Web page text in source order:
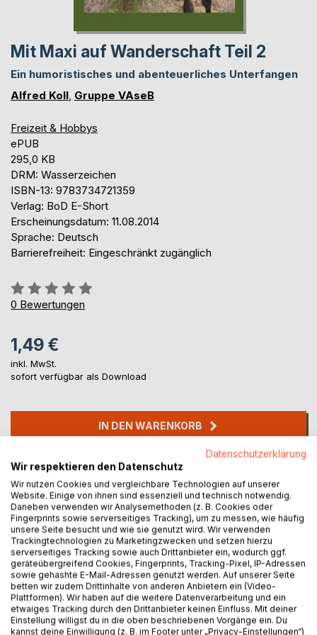
Mit Maxi auf Wanderschaft Teil 2
Ein humoristisches und abenteuerliches Unterfangen
Alfred Koll Gruppe VAseB
Freizeit & Hobbys
ePUB
295,0 KB
DRM: Wasserzeichen
ISBN-13: 9783734721359
Verlag: BoD E-Short
Erscheinungsdatum: 11.08.2014
Sprache: Deutsch
Barrierefreiheit: Eingeschränkt zugänglich
Bewertung::
0%
0 Bewertungen
1,49 €
inkl. MwSt.
sofort verfügbar als Download
IN DEN WARENKORB
Auf die Merkliste
Titel bewerten
BESCHREIBUNG
Nachdem Sepp und seine Maxi die ersten Abenteuer hinter
Datenschutzerklärung
Wir respektieren den Datenschutz
Wir nutzen Cookies und vergleichbare Technologien auf unserer
Website. Einige von ihnen sind essenziell und technisch notwendig.
Daneben verwenden wir Analysemethoden (z. B. Cookies oder
Fingerprints sowie serverseitiges Tracking), um zu messen, wie häufig
unsere Seite besucht und wie sie genutzt wird. Wir verwenden
Trackingtechnologien zu Marketingzwecken und setzen hierzu
serverseitiges Tracking sowie auch Drittanbieter ein, wodurch ggf.
geräteübergreifend Cookies, Fingerprints, Tracking-Pixel, IP-Adressen
sowie gehashte E-Mail-Adressen genutzt werden. Auf unserer Seite
betten wir zudem Drittinhalte von anderen Anbietern ein (Video-
Plattformen). Wir haben auf die weitere Datenverarbeitung und ein
etwaiges Tracking durch den Drittanbieter keinen Einfluss. Mit deiner
Einstellung willigst du in die oben beschriebenen Vorgänge ein. Du
kannst deine Einwilligung (z. B. im Footer unter „Privacy-Einstellungen“)